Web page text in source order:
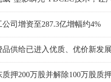
司增资至287.3亿增幅约4%
品供给已进入优质、优价新发
押200万股并解除100万股质押